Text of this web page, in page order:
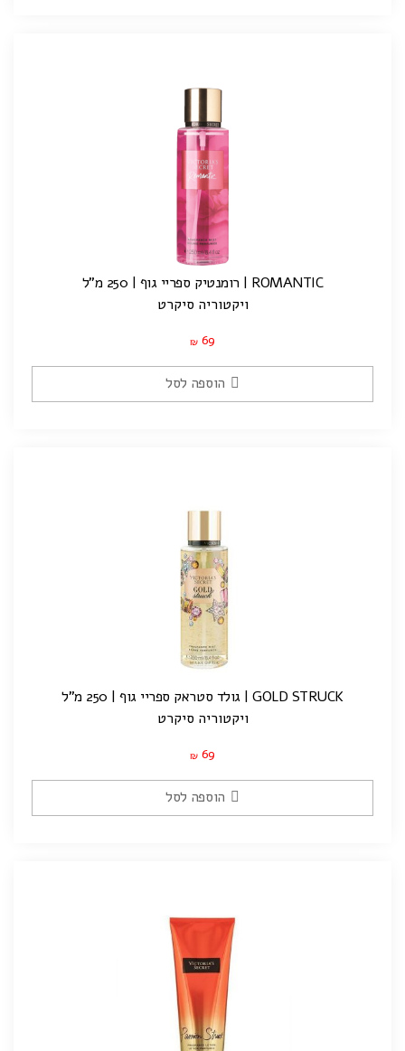
ROMANTIC | רומנטיק ספריי גוף | 250 מ"ל
ויקטוריה סיקרט
₪ 69
הוספה לסל
GOLD STRUCK | גולד סטראק ספריי גוף | 250 מ"ל
ויקטוריה סיקרט
₪ 69
הוספה לסל